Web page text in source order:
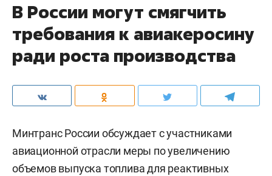
В России могут смягчить
требования к авиакеросину
ради роста производства
Минтранс России обсуждает с участниками
авиационной отрасли меры по увеличению
объемов выпуска топлива для реактивных